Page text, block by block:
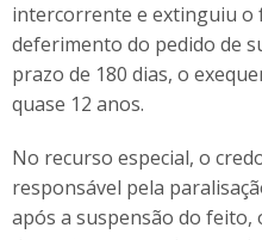
intercorrente e extinguiu o
deferimento do pedido de
prazo de 180 dias, o
quase 12 anos.
No recurso especial, o
responsável pela
após a suspensão do feito,